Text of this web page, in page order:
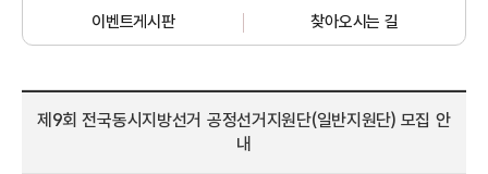
이벤트게시판 찾아오시는 길
제9회 전국동시지방선거 공정선거지원단(일반지원단) 모집 안
내